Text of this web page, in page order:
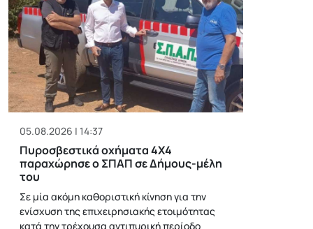
05.08.2026 | 14:37
Πυροσβεστικά οχήματα 4Χ4
παραχώρησε ο ΣΠΑΠ σε Δήμους-μέλη
του
Σε μία ακόμη καθοριστική κίνηση για την
ενίσχυση της επιχειρησιακής ετοιμότητας
κατά την τρέχουσα αντιπυρική περίοδο